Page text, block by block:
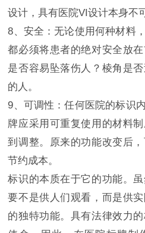
设计，具有医院VI设计本身不
8、安全：无论使用何种材料
都必须将患者的绝对安全放
是否容易坠落伤人？棱角是
的人。
9、可调性：任何医院的标识
牌应采用可重复使用的材料
到调整。原来的功能改变后
节约成本。
标识的本质在于它的功能。
要不是供人们观看，而是供
的独特功能。具有法律效力